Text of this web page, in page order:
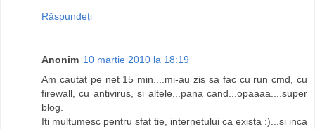
Răspundeți
Anonim 10 martie 2010 la 18:19
Am cautat pe net 15 min....mi-au zis sa fac cu run cmd, cu
firewall, cu antivirus, si altele...pana cand...opaaaa....super
blog.
Iti multumesc pentru sfat tie, internetului ca exista :)...si inca